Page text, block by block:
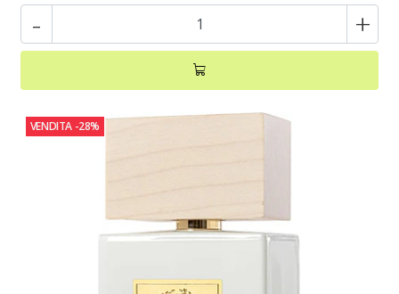
- +
VENDITA -28%